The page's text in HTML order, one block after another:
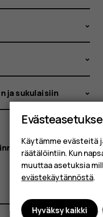
ja sukulaisiin
Käytämme evästeitä
räätälöintiin. Kun
muuttaa asetuksia
evästekäytännöstä.
Hyväksy kaikki